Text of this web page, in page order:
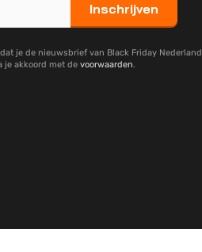
Inschrijven
je de nieuwsbrief van Black Friday Nederland
je akkoord met de voorwaarden.